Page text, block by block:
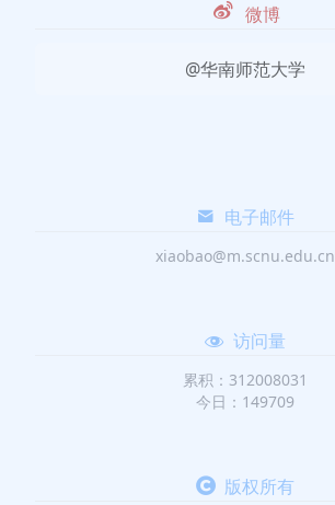
微博
@华南师范大学
电子邮件
xiaobao@m.scnu.edu.cn
访问量
累积：312008031
今日：149709
版权所有